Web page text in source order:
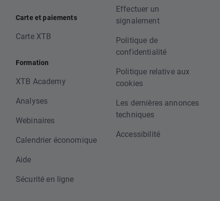
Carte et paiements
Carte XTB
Formation
XTB Academy
Analyses
Webinaires
Calendrier économique
Aide
Sécurité en ligne
Effectuer un
signalement
Politique de
confidentialité
Politique relative aux
cookies
Les dernières annonces
techniques
Accessibilité